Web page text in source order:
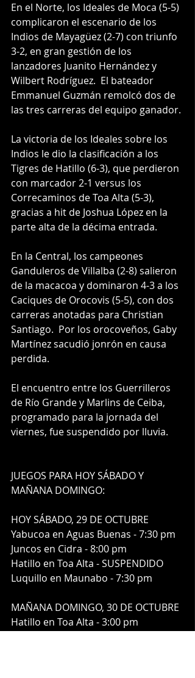
En el Norte, los Ideales de Moca (5-5)
complicaron el escenario de los
Indios de Mayagüez (2-7) con triunfo
3-2, en gran gestión de los
lanzadores Juanito Hernández y
Wilbert Rodríguez.  El bateador
Emmanuel Guzmán remolcó dos de
las tres carreras del equipo ganador.
La victoria de los Ideales sobre los
Indios le dio la clasificación a los
Tigres de Hatillo (6-3), que perdieron
con marcador 2-1 versus los
Correcaminos de Toa Alta (5-3),
gracias a hit de Joshua López en la
parte alta de la décima entrada.
En la Central, los campeones
Ganduleros de Villalba (2-8) salieron
de la macacoa y dominaron 4-3 a los
Caciques de Orocovis (5-5), con dos
carreras anotadas para Christian
Santiago.  Por los orocoveños, Gaby
Martínez sacudió jonrón en causa
perdida.
El encuentro entre los Guerrilleros
de Río Grande y Marlins de Ceiba,
programado para la jornada del
viernes, fue suspendido por lluvia.
JUEGOS PARA HOY SÁBADO Y
MAÑANA DOMINGO:
HOY SÁBADO, 29 DE OCTUBRE
Yabucoa en Aguas Buenas - 7:30 pm
Juncos en Cidra - 8:00 pm
Hatillo en Toa Alta - SUSPENDIDO
Luquillo en Maunabo - 7:30 pm
MAÑANA DOMINGO, 30 DE OCTUBRE
Hatillo en Toa Alta - 3:00 pm